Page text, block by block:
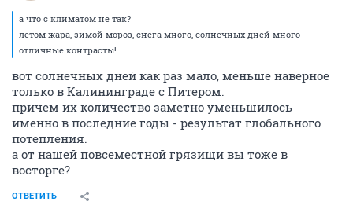
а что с климатом не так?
летом жара, зимой мороз, снега много, солнечных дней много -
отличные контрасты!
вот солнечных дней как раз мало, меньше наверное
только в Калининграде с Питером.
причем их количество заметно уменьшилось
именно в последние годы - результат глобального
потепления.
а от нашей повсеместной грязищи вы тоже в
восторге?
ОТВЕТИТЬ